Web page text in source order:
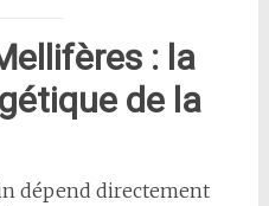
: la
de la
dépend directement